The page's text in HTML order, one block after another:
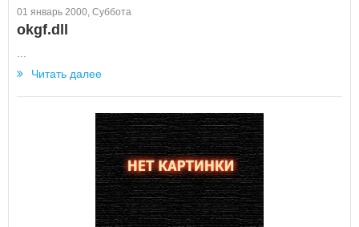
01 январь 2000, Суббота
okgf.dll
Читать далее